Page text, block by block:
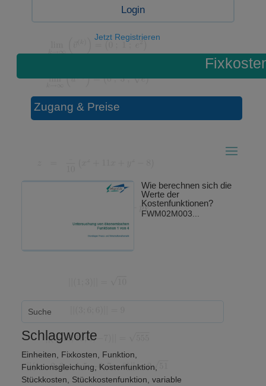
Login
Jetzt Registrieren
Zugang & Preise
Wie berechnen sich die
Werte der
Kostenfunktionen?
FWM02M003...
Schlagworte
Einheiten Fixkosten Funktion
Funktionsgleichung
Kostenfunktion
Stückkosten
Stückkostenfunktion variable